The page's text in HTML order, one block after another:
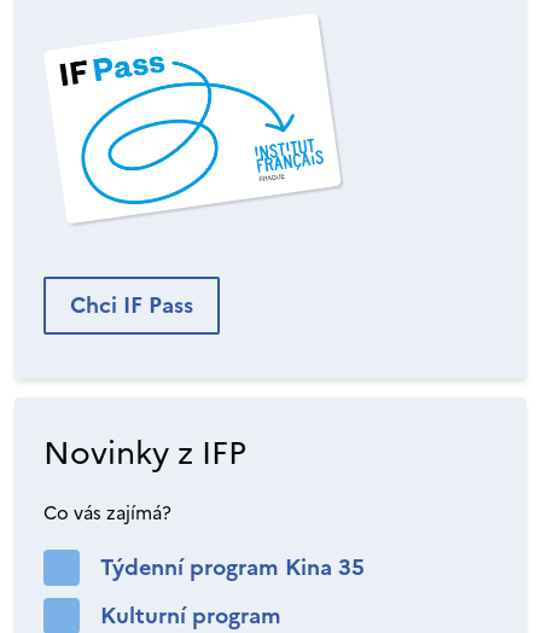
Chci IF Pass
Novinky z IFP
Co vás zajímá?
Týdenní program Kina 35
Kulturní program